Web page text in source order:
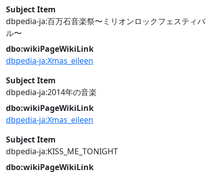
Subject Item
dbpedia-ja:百万石音楽祭〜ミリオンロックフェスティバ
ル〜
dbo:wikiPageWikiLink
dbpedia-ja:Xmas_eileen
Subject Item
dbpedia-ja:2014年の音楽
dbo:wikiPageWikiLink
dbpedia-ja:Xmas_eileen
Subject Item
dbpedia-ja:KISS_ME_TONIGHT
dbo:wikiPageWikiLink